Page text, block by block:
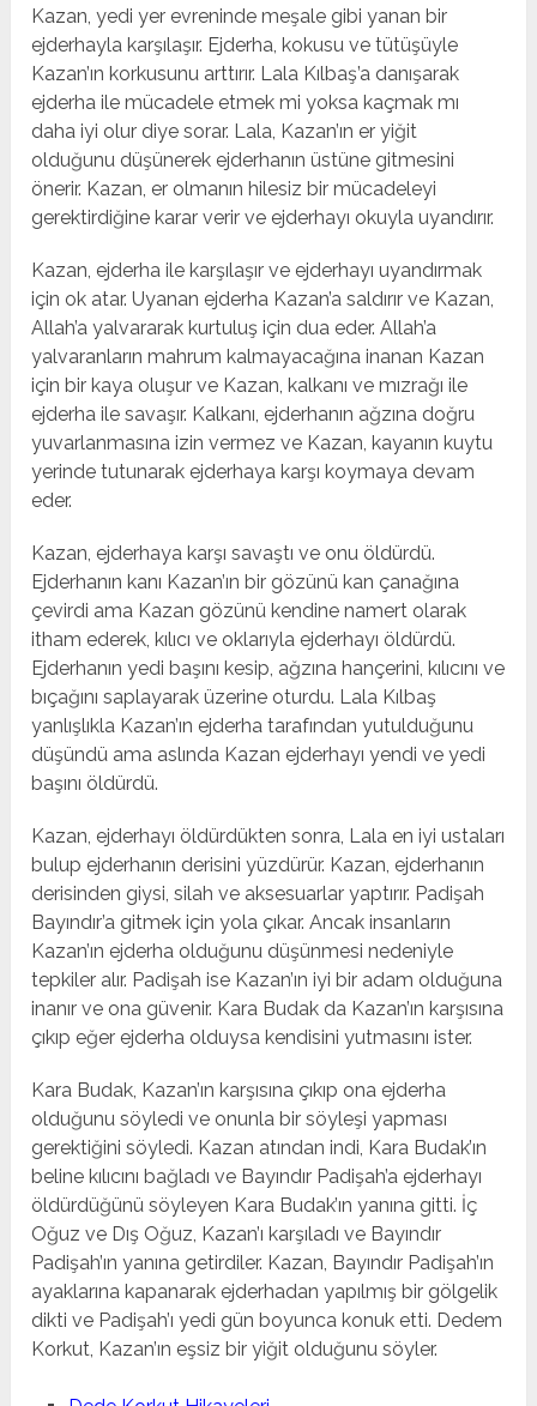
Kazan, yedi yer evreninde meşale gibi yanan bir
ejderhayla karşılaşır. Ejderha, kokusu ve tütüşüyle
Kazan’ın korkusunu arttırır. Lala Kılbaş’a danışarak
ejderha ile mücadele etmek mi yoksa kaçmak mı
daha iyi olur diye sorar. Lala, Kazan’ın er yiğit
olduğunu düşünerek ejderhanın üstüne gitmesini
önerir. Kazan, er olmanın hilesiz bir mücadeleyi
gerektirdiğine karar verir ve ejderhayı okuyla uyandırır.
Kazan, ejderha ile karşılaşır ve ejderhayı uyandırmak
için ok atar. Uyanan ejderha Kazan’a saldırır ve Kazan,
Allah’a yalvararak kurtuluş için dua eder. Allah’a
yalvaranların mahrum kalmayacağına inanan Kazan
için bir kaya oluşur ve Kazan, kalkanı ve mızrağı ile
ejderha ile savaşır. Kalkanı, ejderhanın ağzına doğru
yuvarlanmasına izin vermez ve Kazan, kayanın kuytu
yerinde tutunarak ejderhaya karşı koymaya devam
eder.
Kazan, ejderhaya karşı savaştı ve onu öldürdü.
Ejderhanın kanı Kazan’ın bir gözünü kan çanağına
çevirdi ama Kazan gözünü kendine namert olarak
itham ederek, kılıcı ve oklarıyla ejderhayı öldürdü.
Ejderhanın yedi başını kesip, ağzına hançerini, kılıcını ve
bıçağını saplayarak üzerine oturdu. Lala Kılbaş
yanlışlıkla Kazan’ın ejderha tarafından yutulduğunu
düşündü ama aslında Kazan ejderhayı yendi ve yedi
başını öldürdü.
Kazan, ejderhayı öldürdükten sonra, Lala en iyi ustaları
bulup ejderhanın derisini yüzdürür. Kazan, ejderhanın
derisinden giysi, silah ve aksesuarlar yaptırır. Padişah
Bayındır’a gitmek için yola çıkar. Ancak insanların
Kazan’ın ejderha olduğunu düşünmesi nedeniyle
tepkiler alır. Padişah ise Kazan’ın iyi bir adam olduğuna
inanır ve ona güvenir. Kara Budak da Kazan’ın karşısına
çıkıp eğer ejderha olduysa kendisini yutmasını ister.
Kara Budak, Kazan’ın karşısına çıkıp ona ejderha
olduğunu söyledi ve onunla bir söyleşi yapması
gerektiğini söyledi. Kazan atından indi, Kara Budak’ın
beline kılıcını bağladı ve Bayındır Padişah’a ejderhayı
öldürdüğünü söyleyen Kara Budak’ın yanına gitti. İç
Oğuz ve Dış Oğuz, Kazan’ı karşıladı ve Bayındır
Padişah’ın yanına getirdiler. Kazan, Bayındır Padişah’ın
ayaklarına kapanarak ejderhadan yapılmış bir gölgelik
dikti ve Padişah’ı yedi gün boyunca konuk etti. Dedem
Korkut, Kazan’ın eşsiz bir yiğit olduğunu söyler.